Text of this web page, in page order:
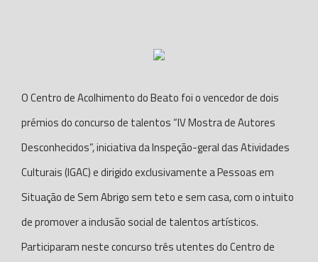
O Centro de Acolhimento do Beato foi o vencedor de dois
prémios do concurso de talentos “IV Mostra de Autores
Desconhecidos”, iniciativa da Inspeção-geral das Atividades
Culturais (IGAC) e dirigido exclusivamente a Pessoas em
Situação de Sem Abrigo sem teto e sem casa, com o intuito
de promover a inclusão social de talentos artísticos.
Participaram neste concurso três utentes do Centro de